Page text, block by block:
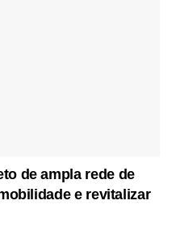
de ampla rede de
e revitalizar